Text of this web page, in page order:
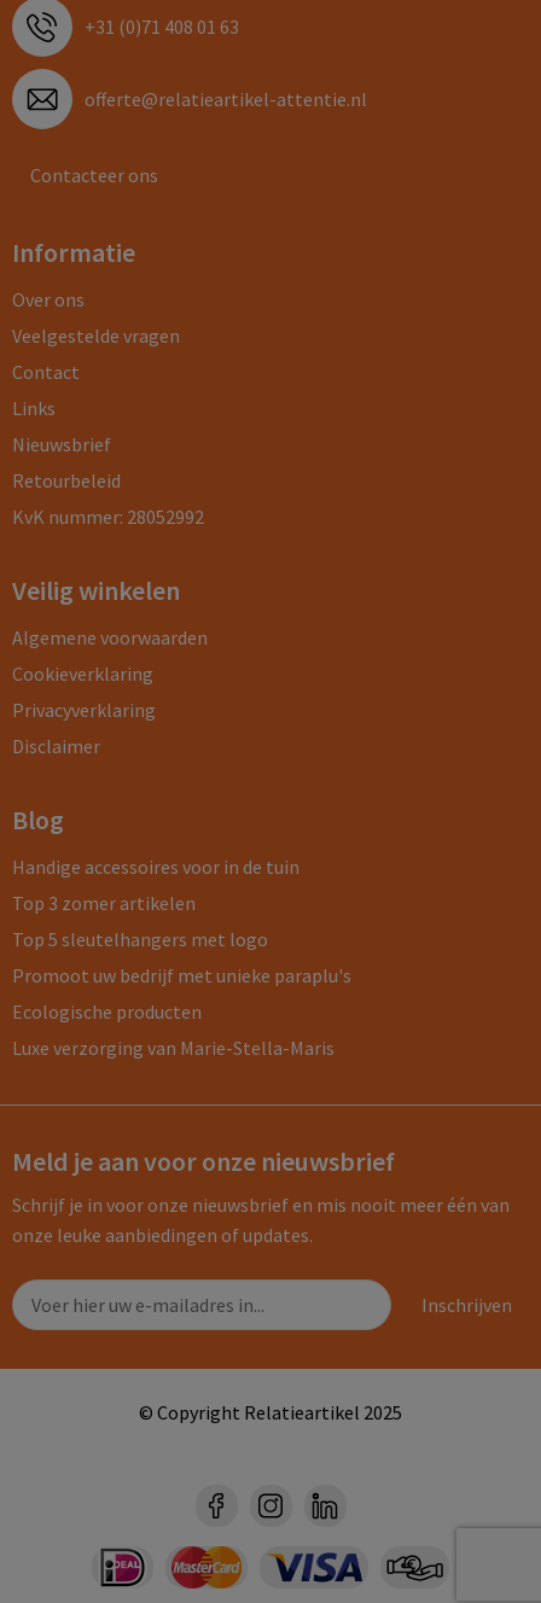
+31 (0)71 408 01 63
offerte@relatieartikel-attentie.nl
Contacteer ons
Informatie
Over ons
Veelgestelde vragen
Contact
Links
Nieuwsbrief
Retourbeleid
KvK nummer: 28052992
Veilig winkelen
Algemene voorwaarden
Cookieverklaring
Privacyverklaring
Disclaimer
Blog
Handige accessoires voor in de tuin
Top 3 zomer artikelen
Top 5 sleutelhangers met logo
Promoot uw bedrijf met unieke paraplu's
Ecologische producten
Luxe verzorging van Marie-Stella-Maris
Meld je aan voor onze nieuwsbrief
Schrijf je in voor onze nieuwsbrief en mis nooit meer één van
onze leuke aanbiedingen of updates.
© Copyright Relatieartikel 2025